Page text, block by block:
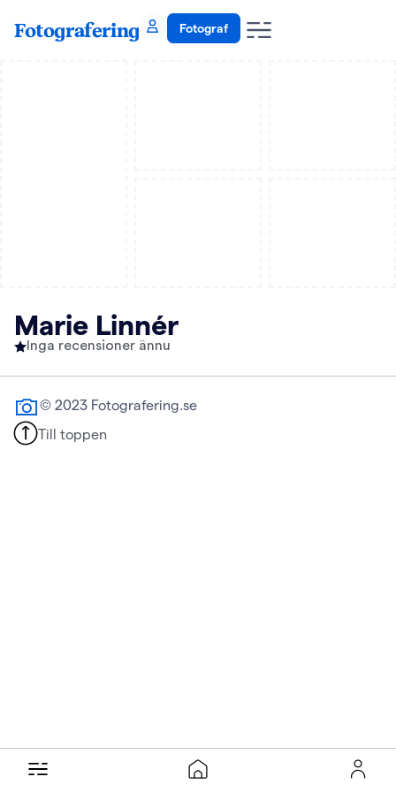
Fotografering Fotograf
Marie Linnér
Inga recensioner ännu
© 2023 Fotografering.se
Till toppen